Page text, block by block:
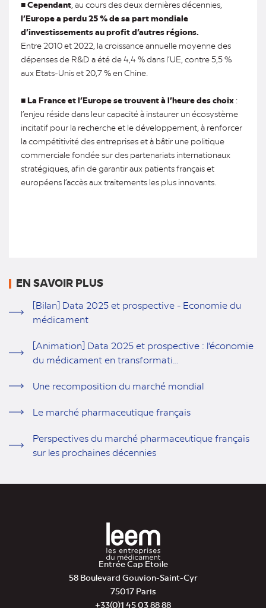
■Cependant , au cours des deux dernières décennies,
l’Europe a perdu 25 % de sa part mondiale
d’investissements au profit d’autres régions.
Entre 2010 et 2022, la croissance annuelle moyenne des
dépenses de R&D a été de 4,4 % dans l’UE, contre 5,5 %
aux Etats-Unis et 20,7 % en Chine.
■La France et l’Europe se trouvent à l’heure des choix :
l’enjeu réside dans leur capacité à instaurer un écosystème
incitatif pour la recherche et le développement, à renforcer
la compétitivité des entreprises et à bâtir une politique
commerciale fondée sur des partenariats internationaux
stratégiques, afin de garantir aux patients français et
européens l’accès aux traitements les plus innovants.
EN SAVOIR PLUS
[Bilan] Data 2025 et prospective - Economie du
médicament
[Animation] Data 2025 et prospective : l'économie
du médicament en transformati…
Une recomposition du marché mondial
Le marché pharmaceutique français
Perspectives du marché pharmaceutique français
sur les prochaines décennies
Entrée Cap Etoile
58 Boulevard Gouvion-Saint-Cyr
75017 Paris
+33(0)1 45 03 88 88